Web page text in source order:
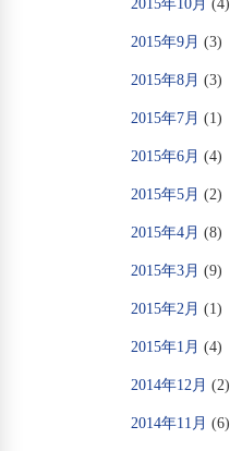
2015年10月 (4)
2015年9月 (3)
2015年8月 (3)
2015年7月 (1)
2015年6月 (4)
2015年5月 (2)
2015年4月 (8)
2015年3月 (9)
2015年2月 (1)
2015年1月 (4)
2014年12月 (2)
2014年11月 (6)